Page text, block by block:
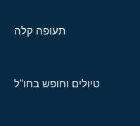
תעופה קלה
טיולים וחופש בחו"ל